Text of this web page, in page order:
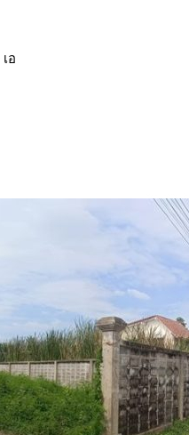
เอ